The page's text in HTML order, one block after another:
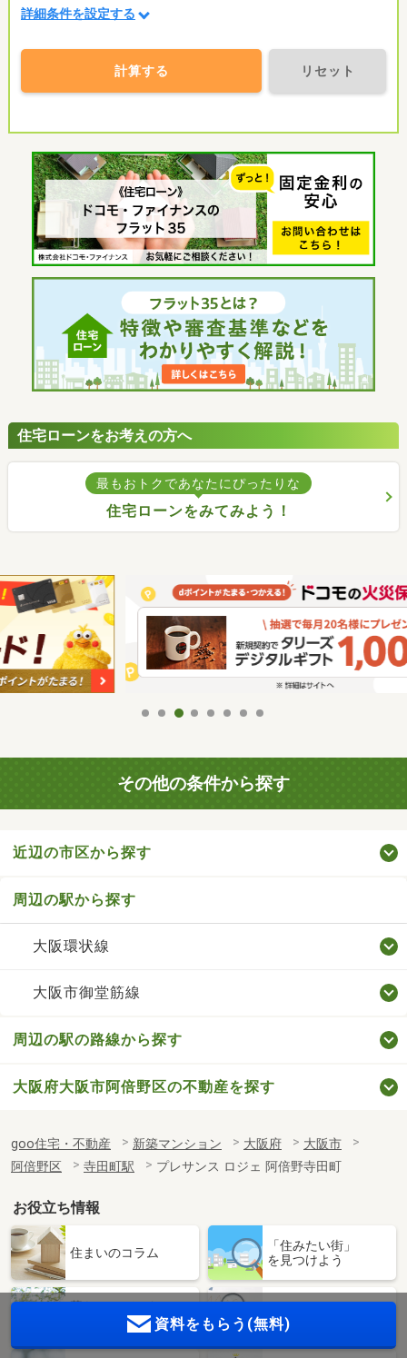
詳細条件を設定する
計算する リセット
住宅ローンをお考えの方へ
最もおトクであなたにぴったりな
住宅ローンをみてみよう！
その他の条件から探す
近辺の市区から探す
周辺の駅から探す
大阪環状線
大阪市御堂筋線
周辺の駅の路線から探す
大阪府大阪市阿倍野区の不動産を探す
goo住宅・不動産 新築マンション 大阪府
大阪市
阿倍野区
寺田町駅 プレサンス ロジェ 阿倍野寺田町
お役立ち情報
住まいのコラム
「住みたい街」
を見つけよう
暮らしのデータ
(補助金・助成金情報)
家賃相場
資料をもらう(無料)